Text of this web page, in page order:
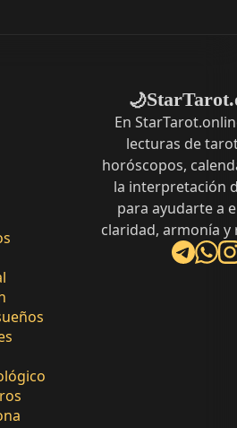
🌙
En
lecturas de
horóscopos,
la interpretación
para ayudarte a
claridad, armonía y